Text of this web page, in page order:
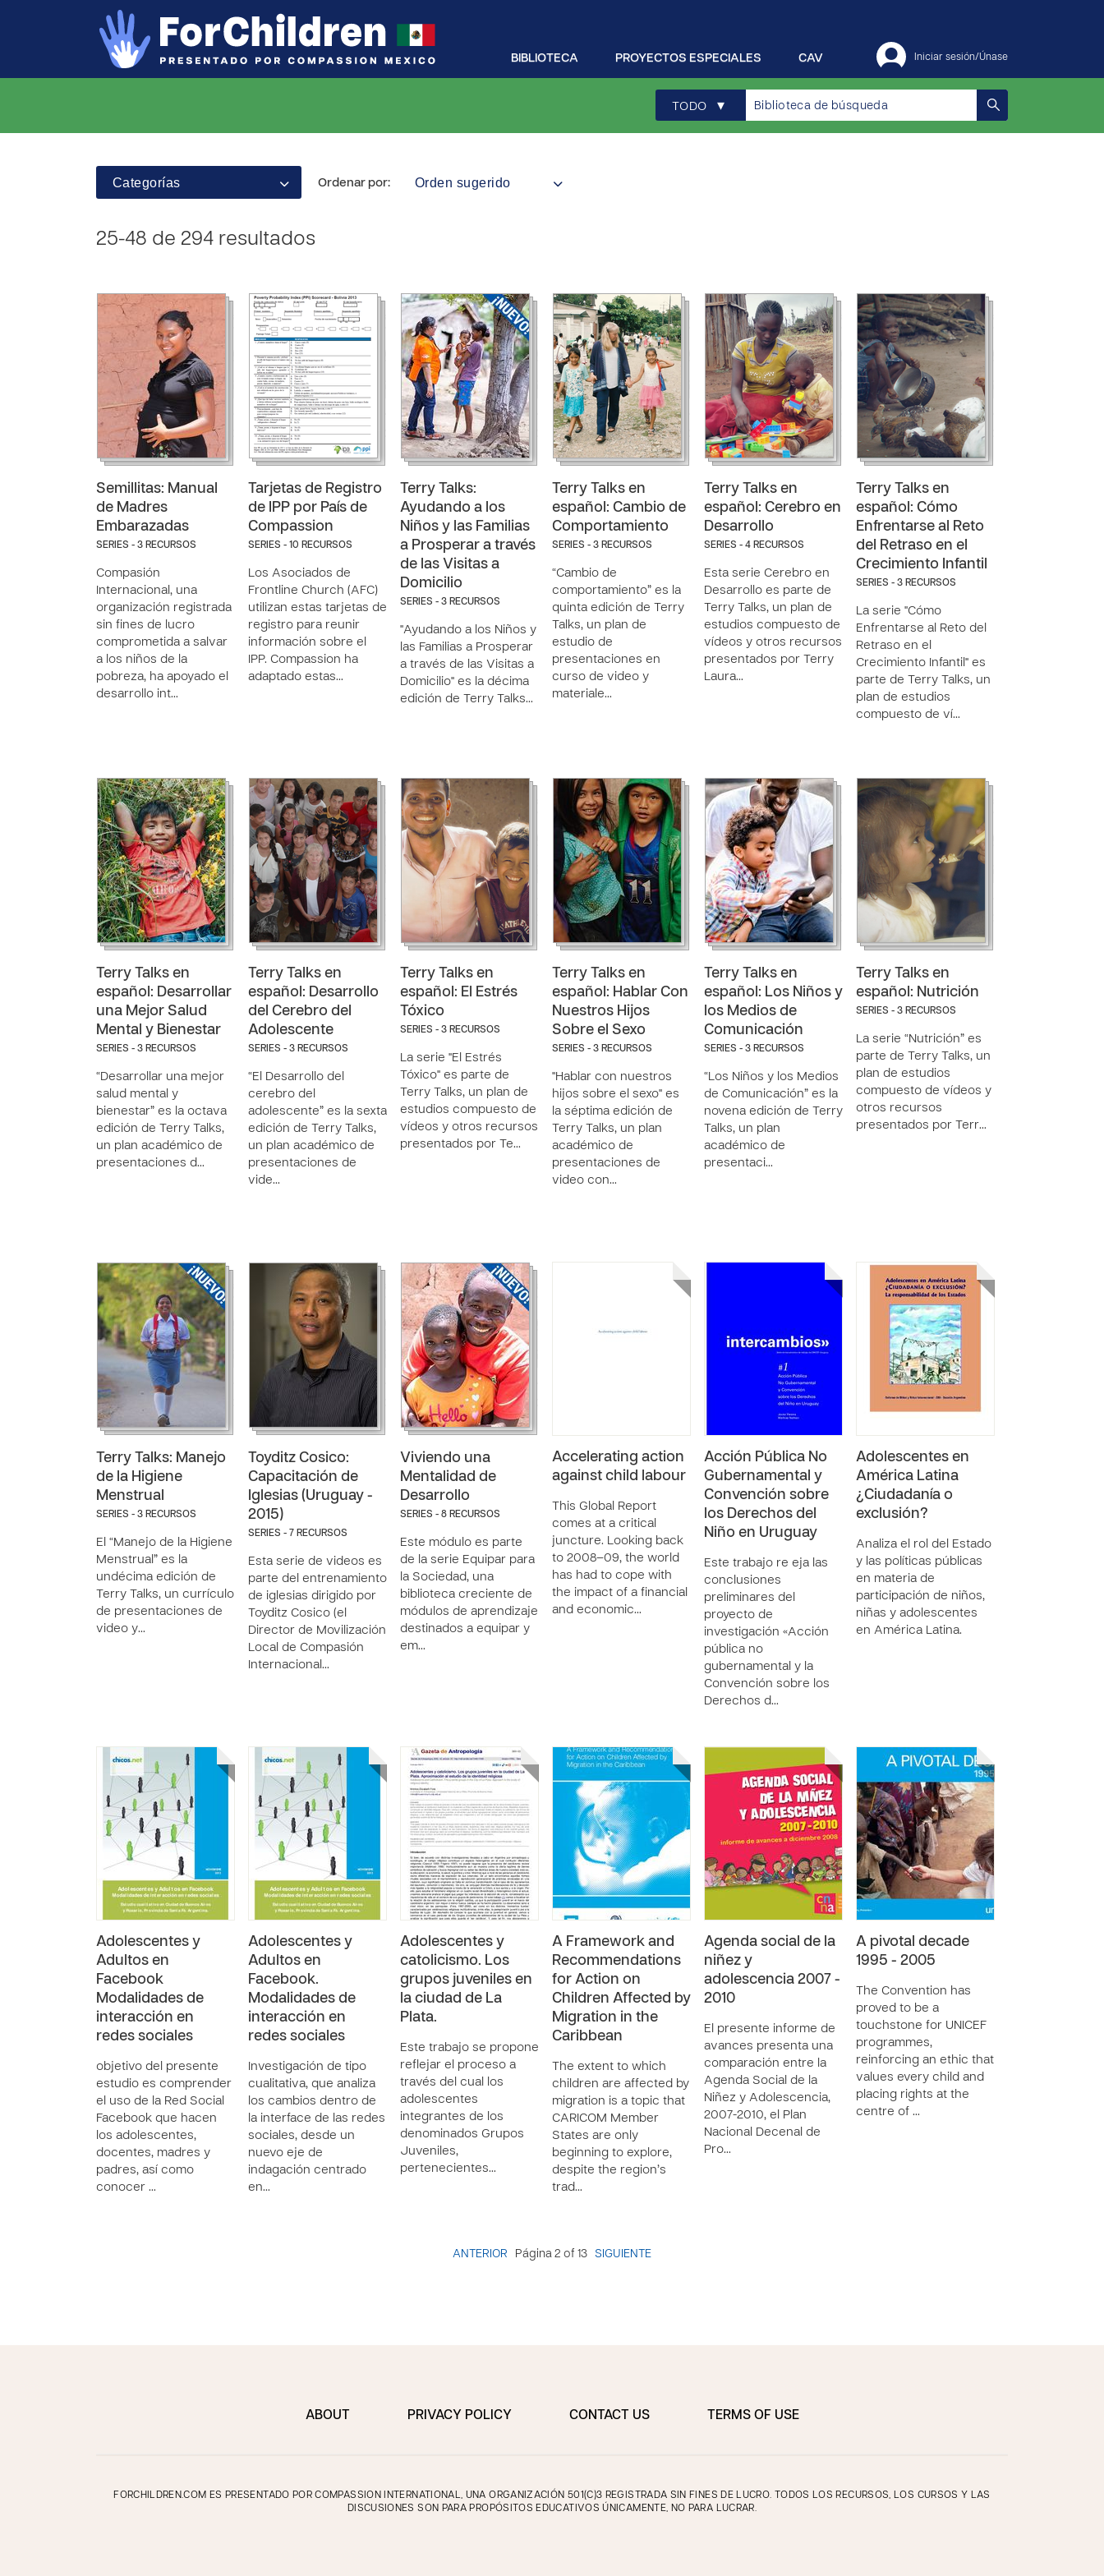
Iniciar sesión/Únase
CAV
PROYECTOS ESPECIALES
BIBLIOTECA
TODO ▾
Categorías Ordenar por: Orden sugerido
25-48 de 294 resultados
Semillitas: Manual
de Madres
Embarazadas
SERIES - 3 RECURSOS
Compasión
Internacional, una
organización registrada
sin fines de lucro
comprometida a salvar
a los niños de la
pobreza, ha apoyado el
desarrollo int…
Tarjetas de Registro
de IPP por País de
Compassion
SERIES - 10 RECURSOS
Los Asociados de
Frontline Church (AFC)
utilizan estas tarjetas de
registro para reunir
información sobre el
IPP. Compassion ha
adaptado estas…
Terry Talks:
Ayudando a los
Niños y las Familias
a Prosperar a través
de las Visitas a
Domicilio
SERIES - 3 RECURSOS
"Ayudando a los Niños y
las Familias a Prosperar
a través de las Visitas a
Domicilio" es la décima
edición de Terry Talks…
Terry Talks en
español: Cambio de
Comportamiento
SERIES - 3 RECURSOS
“Cambio de
comportamiento” es la
quinta edición de Terry
Talks, un plan de
estudio de
presentaciones en
curso de video y
materiale…
Terry Talks en
español: Cerebro en
Desarrollo
SERIES - 4 RECURSOS
Esta serie Cerebro en
Desarrollo es parte de
Terry Talks, un plan de
estudios compuesto de
vídeos y otros recursos
presentados por Terry
Laura…
Terry Talks en
español: Cómo
Enfrentarse al Reto
del Retraso en el
Crecimiento Infantil
SERIES - 3 RECURSOS
La serie "Cómo
Enfrentarse al Reto del
Retraso en el
Crecimiento Infantil" es
parte de Terry Talks, un
plan de estudios
compuesto de ví…
Terry Talks en
español: Desarrollar
una Mejor Salud
Mental y Bienestar
SERIES - 3 RECURSOS
“Desarrollar una mejor
salud mental y
bienestar” es la octava
edición de Terry Talks,
un plan académico de
presentaciones d…
Terry Talks en
español: Desarrollo
del Cerebro del
Adolescente
SERIES - 3 RECURSOS
“El Desarrollo del
cerebro del
adolescente” es la sexta
edición de Terry Talks,
un plan académico de
presentaciones de
vide…
Terry Talks en
español: El Estrés
Tóxico
SERIES - 3 RECURSOS
La serie "El Estrés
Tóxico" es parte de
Terry Talks, un plan de
estudios compuesto de
vídeos y otros recursos
presentados por Te…
Terry Talks en
español: Hablar Con
Nuestros Hijos
Sobre el Sexo
SERIES - 3 RECURSOS
"Hablar con nuestros
hijos sobre el sexo" es
la séptima edición de
Terry Talks, un plan
académico de
presentaciones de
video con…
Terry Talks en
español: Los Niños y
los Medios de
Comunicación
SERIES - 3 RECURSOS
“Los Niños y los Medios
de Comunicación” es la
novena edición de Terry
Talks, un plan
académico de
presentaci…
Terry Talks en
español: Nutrición
SERIES - 3 RECURSOS
La serie “Nutrición” es
parte de Terry Talks, un
plan de estudios
compuesto de vídeos y
otros recursos
presentados por Terr…
Terry Talks: Manejo
de la Higiene
Menstrual
SERIES - 3 RECURSOS
El “Manejo de la Higiene
Menstrual” es la
undécima edición de
Terry Talks, un currículo
de presentaciones de
video y…
Toyditz Cosico:
Capacitación de
Iglesias (Uruguay -
2015)
SERIES - 7 RECURSOS
Esta serie de videos es
parte del entrenamiento
de iglesias dirigido por
Toyditz Cosico (el
Director de Movilización
Local de Compasión
Internacional…
Viviendo una
Mentalidad de
Desarrollo
SERIES - 8 RECURSOS
Este módulo es parte
de la serie Equipar para
la Sociedad, una
biblioteca creciente de
módulos de aprendizaje
destinados a equipar y
em…
Accelerating action
against child labour
This Global Report
comes at a critical
juncture. Looking back
to 2008–09, the world
has had to cope with
the impact of a financial
and economic…
Acción Pública No
Gubernamental y
Convención sobre
los Derechos del
Niño en Uruguay
Este trabajo re eja las
conclusiones
preliminares del
proyecto de
investigación «Acción
pública no
gubernamental y la
Convención sobre los
Derechos d…
Adolescentes en
América Latina
¿Ciudadanía o
exclusión?
Analiza el rol del Estado
y las políticas públicas
en materia de
participación de niños,
niñas y adolescentes
en América Latina.
Adolescentes y
Adultos en
Facebook
Modalidades de
interacción en
redes sociales
objetivo del presente
estudio es comprender
el uso de la Red Social
Facebook que hacen
los adolescentes,
docentes, madres y
padres, así como
conocer …
Adolescentes y
Adultos en
Facebook.
Modalidades de
interacción en
redes sociales
Investigación de tipo
cualitativa, que analiza
los cambios dentro de
la interface de las redes
sociales, desde un
nuevo eje de
indagación centrado
en…
Adolescentes y
catolicismo. Los
grupos juveniles en
la ciudad de La
Plata.
Este trabajo se propone
reflejar el proceso a
través del cual los
adolescentes
integrantes de los
denominados Grupos
Juveniles,
pertenecientes…
A Framework and
Recommendations
for Action on
Children Affected by
Migration in the
Caribbean
The extent to which
children are affected by
migration is a topic that
CARICOM Member
States are only
beginning to explore,
despite the region’s
trad…
Agenda social de la
niñez y
adolescencia 2007 -
2010
El presente informe de
avances presenta una
comparación entre la
Agenda Social de la
Niñez y Adolescencia,
2007-2010, el Plan
Nacional Decenal de
Pro…
A pivotal decade
1995 - 2005
The Convention has
proved to be a
touchstone for UNICEF
programmes,
reinforcing an ethic that
values every child and
placing rights at the
centre of …
ANTERIOR Página 2 of 13 SIGUIENTE
ABOUT PRIVACY POLICY CONTACT US TERMS OF USE
FORCHILDREN.COM ES PRESENTADO POR COMPASSION INTERNATIONAL, UNA ORGANIZACIÓN 501(C)3 REGISTRADA SIN FINES DE LUCRO. TODOS LOS RECURSOS, LOS CURSOS Y LAS
DISCUSIONES SON PARA PROPÓSITOS EDUCATIVOS ÚNICAMENTE, NO PARA LUCRAR.